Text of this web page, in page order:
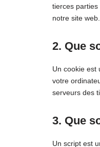
tierces parties
notre site web.
2. Que
Un cookie est
votre
serveurs des
3. Que
Un script est